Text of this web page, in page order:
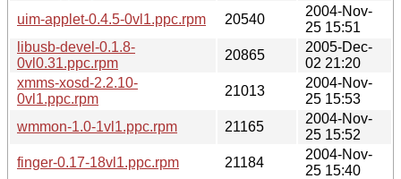
uim-applet-0.4.5-0vl1.ppc.rpm
20540
2004-Nov-
25 15:51
libusb-devel-0.1.8-
0vl0.31.ppc.rpm
20865
2005-Dec-
02 21:20
xmms-xosd-2.2.10-
0vl1.ppc.rpm
21013
2004-Nov-
25 15:53
wmmon-1.0-1vl1.ppc.rpm
21165
2004-Nov-
25 15:52
finger-0.17-18vl1.ppc.rpm
21184
2004-Nov-
25 15:40